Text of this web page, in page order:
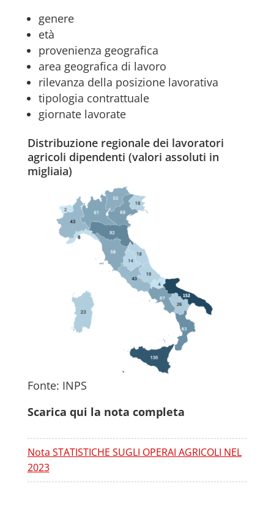
genere
età
provenienza geografica
area geografica di lavoro
rilevanza della posizione lavorativa
tipologia contrattuale
giornate lavorate
Distribuzione regionale dei lavoratori
agricoli dipendenti (valori assoluti in
migliaia)
Fonte: INPS
Scarica qui la nota completa
Nota STATISTICHE SUGLI OPERAI AGRICOLI NEL
2023